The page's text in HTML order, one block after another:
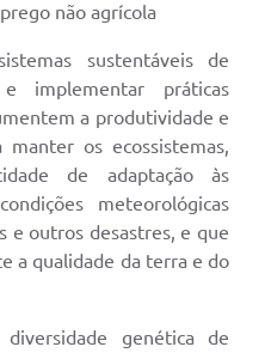
não agrícola
sustentáveis de
implementar práticas
a produtividade e
os ecossistemas,
de adaptação às
meteorológicas
e outros desastres, e que
a qualidade da terra e do
genética de